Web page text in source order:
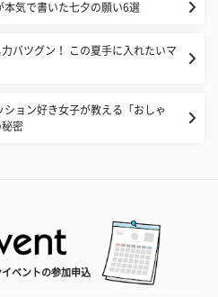
本気で書いた七夕の願い6選
バツグン！ この夏手に入れたいマ
ョン好き女子が教える「おしゃ
秘密
イベントの参加申込